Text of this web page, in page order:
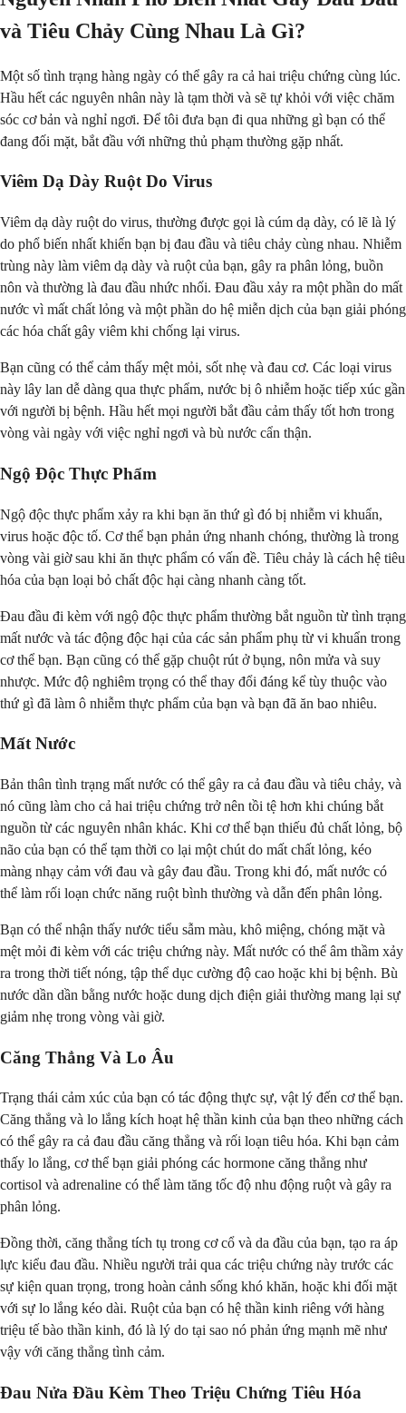
và Tiêu Chảy Cùng Nhau Là Gì?
Một số tình trạng hàng ngày có thể gây ra cả hai triệu chứng cùng lúc.
Hầu hết các nguyên nhân này là tạm thời và sẽ tự khỏi với việc chăm
sóc cơ bản và nghỉ ngơi. Để tôi đưa bạn đi qua những gì bạn có thể
đang đối mặt, bắt đầu với những thủ phạm thường gặp nhất.
Viêm Dạ Dày Ruột Do Virus
Viêm dạ dày ruột do virus, thường được gọi là cúm dạ dày, có lẽ là lý
do phổ biến nhất khiến bạn bị đau đầu và tiêu chảy cùng nhau. Nhiễm
trùng này làm viêm dạ dày và ruột của bạn, gây ra phân lỏng, buồn
nôn và thường là đau đầu nhức nhối. Đau đầu xảy ra một phần do mất
nước vì mất chất lỏng và một phần do hệ miễn dịch của bạn giải phóng
các hóa chất gây viêm khi chống lại virus.
Bạn cũng có thể cảm thấy mệt mỏi, sốt nhẹ và đau cơ. Các loại virus
này lây lan dễ dàng qua thực phẩm, nước bị ô nhiễm hoặc tiếp xúc gần
với người bị bệnh. Hầu hết mọi người bắt đầu cảm thấy tốt hơn trong
vòng vài ngày với việc nghỉ ngơi và bù nước cẩn thận.
Ngộ Độc Thực Phẩm
Ngộ độc thực phẩm xảy ra khi bạn ăn thứ gì đó bị nhiễm vi khuẩn,
virus hoặc độc tố. Cơ thể bạn phản ứng nhanh chóng, thường là trong
vòng vài giờ sau khi ăn thực phẩm có vấn đề. Tiêu chảy là cách hệ tiêu
hóa của bạn loại bỏ chất độc hại càng nhanh càng tốt.
Đau đầu đi kèm với ngộ độc thực phẩm thường bắt nguồn từ tình trạng
mất nước và tác động độc hại của các sản phẩm phụ từ vi khuẩn trong
cơ thể bạn. Bạn cũng có thể gặp chuột rút ở bụng, nôn mửa và suy
nhược. Mức độ nghiêm trọng có thể thay đổi đáng kể tùy thuộc vào
thứ gì đã làm ô nhiễm thực phẩm của bạn và bạn đã ăn bao nhiêu.
Mất Nước
Bản thân tình trạng mất nước có thể gây ra cả đau đầu và tiêu chảy, và
nó cũng làm cho cả hai triệu chứng trở nên tồi tệ hơn khi chúng bắt
nguồn từ các nguyên nhân khác. Khi cơ thể bạn thiếu đủ chất lỏng, bộ
não của bạn có thể tạm thời co lại một chút do mất chất lỏng, kéo
màng nhạy cảm với đau và gây đau đầu. Trong khi đó, mất nước có
thể làm rối loạn chức năng ruột bình thường và dẫn đến phân lỏng.
Bạn có thể nhận thấy nước tiểu sẫm màu, khô miệng, chóng mặt và
mệt mỏi đi kèm với các triệu chứng này. Mất nước có thể âm thầm xảy
ra trong thời tiết nóng, tập thể dục cường độ cao hoặc khi bị bệnh. Bù
nước dần dần bằng nước hoặc dung dịch điện giải thường mang lại sự
giảm nhẹ trong vòng vài giờ.
Căng Thẳng Và Lo Âu
Trạng thái cảm xúc của bạn có tác động thực sự, vật lý đến cơ thể bạn.
Căng thẳng và lo lắng kích hoạt hệ thần kinh của bạn theo những cách
có thể gây ra cả đau đầu căng thẳng và rối loạn tiêu hóa. Khi bạn cảm
thấy lo lắng, cơ thể bạn giải phóng các hormone căng thẳng như
cortisol và adrenaline có thể làm tăng tốc độ nhu động ruột và gây ra
phân lỏng.
Đồng thời, căng thẳng tích tụ trong cơ cổ và da đầu của bạn, tạo ra áp
lực kiểu đau đầu. Nhiều người trải qua các triệu chứng này trước các
sự kiện quan trọng, trong hoàn cảnh sống khó khăn, hoặc khi đối mặt
với sự lo lắng kéo dài. Ruột của bạn có hệ thần kinh riêng với hàng
triệu tế bào thần kinh, đó là lý do tại sao nó phản ứng mạnh mẽ như
vậy với căng thẳng tình cảm.
Đau Nửa Đầu Kèm Theo Triệu Chứng Tiêu Hóa